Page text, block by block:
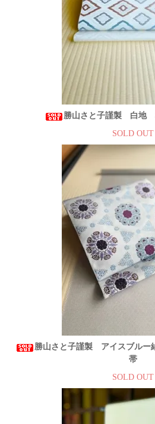
勝山さと子謹製 白地
SOLD OUT
勝山さと子謹製 アイスブル
帯
SOLD OUT